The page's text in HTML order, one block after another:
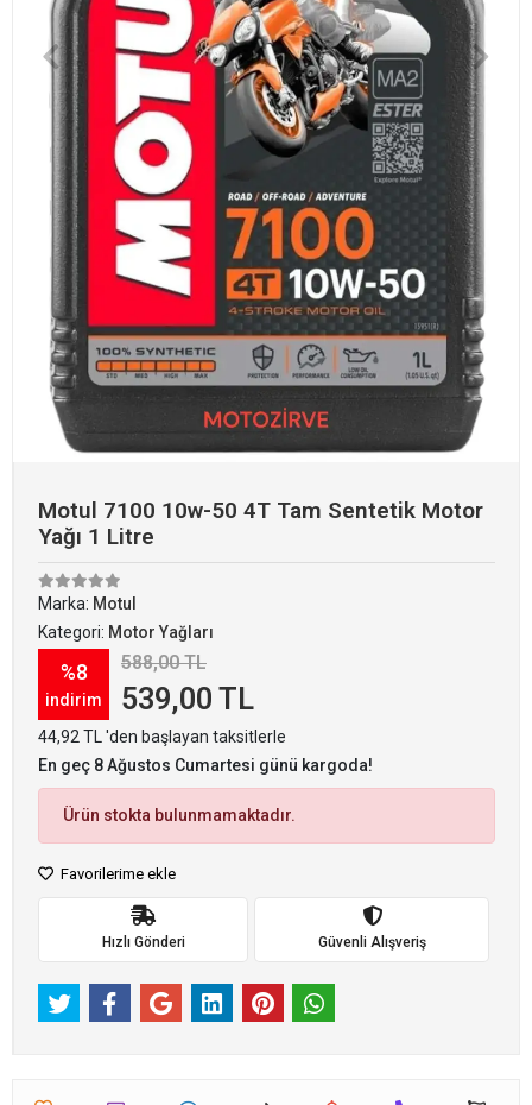
Motul 7100 10w-50 4T Tam Sentetik Motor
Yağı 1 Litre
Marka: Motul
Kategori: Motor Yağları
%8
indirim
588,00 TL
539,00 TL
44,92 TL 'den başlayan taksitlerle
En geç 8 Ağustos Cumartesi günü kargoda!
Ürün stokta bulunmamaktadır.
Favorilerime ekle
Hızlı Gönderi Güvenli Alışveriş